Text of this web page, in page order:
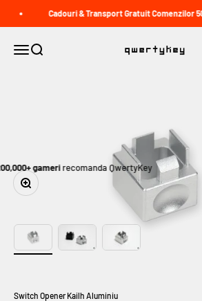
Cadouri & Transport Gratuit Comenzilor
Deschide meniul de navigare
Deschide căutarea
gameri recomanda QwertyKey
Zoom
Switch Opener Kailh Aluminiu